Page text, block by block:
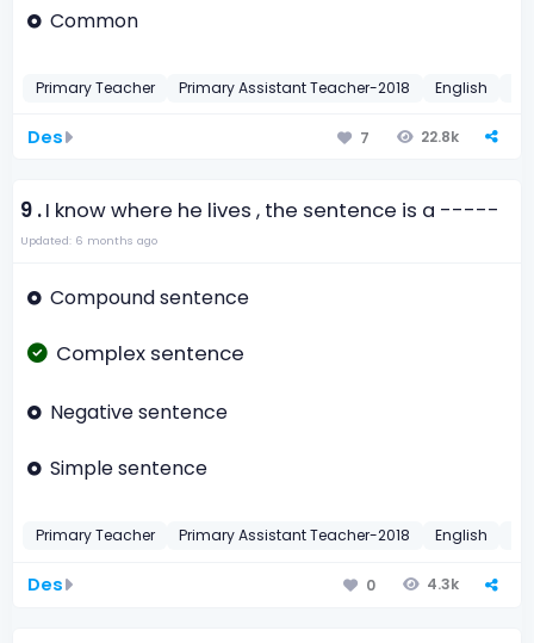
Common
Primary Teacher Primary Assistant Teacher-2018 English
Des 7 22.8k
9 .I know where he lives , the sentence is a -----
Updated: 6 months ago
Compound sentence
Complex sentence
Negative sentence
Simple sentence
Primary Teacher Primary Assistant Teacher-2018 English
Des 0 4.3k